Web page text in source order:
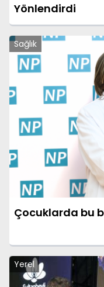
Yönlendirdi
Sağlık
Çocuklarda bu
Yerel